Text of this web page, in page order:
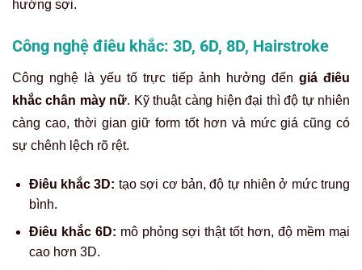
hướng sợi.
Công nghệ điêu khắc: 3D, 6D, 8D, Hairstroke
Công nghệ là yếu tố trực tiếp ảnh hưởng đến giá điêu
khắc chân mày nữ. Kỹ thuật càng hiện đại thì độ tự nhiên
càng cao, thời gian giữ form tốt hơn và mức giá cũng có
sự chênh lệch rõ rệt.
Điêu khắc 3D: tạo sợi cơ bản, độ tự nhiên ở mức trung
bình.
Điêu khắc 6D: mô phỏng sợi thật tốt hơn, độ mềm mại
cao hơn 3D.